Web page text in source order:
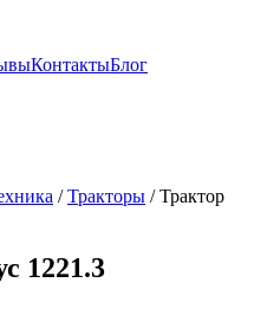
КонтактыБлог
/Тракторы /Трактор
1221.3